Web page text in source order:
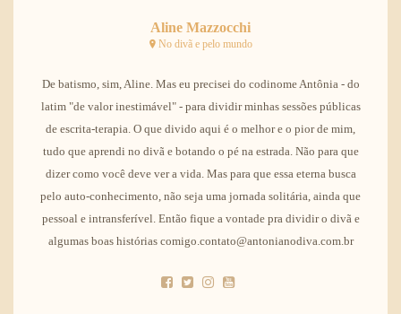
Aline Mazzocchi
No divã e pelo mundo
De batismo, sim, Aline. Mas eu precisei do codinome Antônia - do
latim "de valor inestimável" - para dividir minhas sessões públicas
de escrita-terapia. O que divido aqui é o melhor e o pior de mim,
tudo que aprendi no divã e botando o pé na estrada. Não para que
dizer como você deve ver a vida. Mas para que essa eterna busca
pelo auto-conhecimento, não seja uma jornada solitária, ainda que
pessoal e intransferível. Então fique a vontade pra dividir o divã e
algumas boas histórias comigo.contato@antonianodiva.com.br